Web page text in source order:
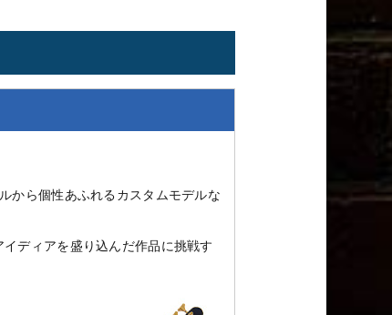
から個性あふれるカスタムモデルな
ディアを盛り込んだ作品に挑戦す